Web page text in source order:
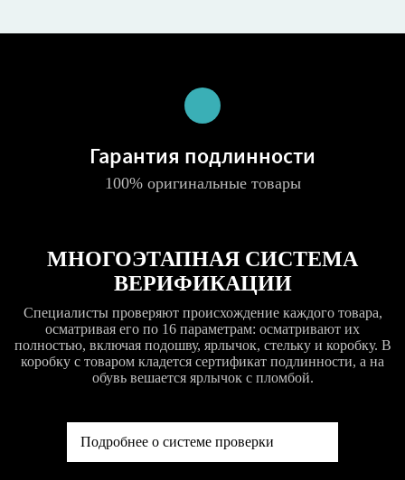
Гарантия подлинности
100% оригинальные товары
МНОГОЭТАПНАЯ СИСТЕМА
ВЕРИФИКАЦИИ
Специалисты проверяют происхождение каждого товара,
осматривая его по 16 параметрам: осматривают их
полностью, включая подошву, ярлычок, стельку и коробку. В
коробку с товаром кладется сертификат подлинности, а на
обувь вешается ярлычок с пломбой.
Подробнее о системе проверки